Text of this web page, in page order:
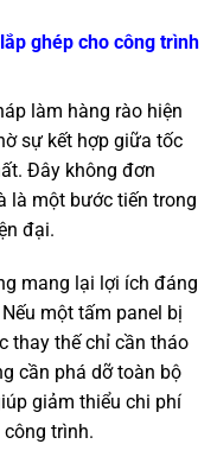
ghép cho công trình
làm hàng rào hiện
sự kết hợp giữa tốc
Đây không đơn
là một bước tiến trong
đại.
mang lại lợi ích đáng
một tấm panel bị
thay thế chỉ cần tháo
cần phá dỡ toàn bộ
giảm thiểu chi phí
trình.